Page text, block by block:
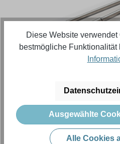
8.476,36 €
Inhalt: 1 Stück (Menge)
Preise exkl. MwSt. zzgl.
Diese Website
bestmögliche Funktionalität
Ausgewählte
Alle Cookies